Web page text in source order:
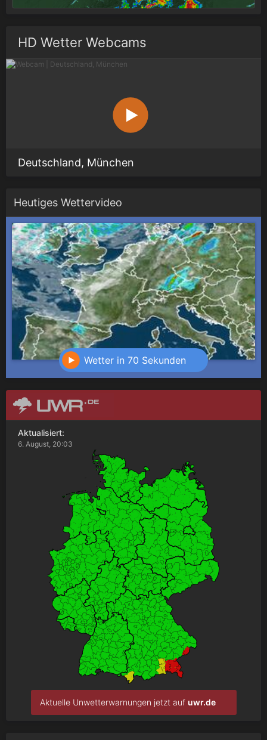
HD Wetter Webcams
Deutschland, München
Heutiges Wettervideo
Wetter in 70 Sekunden
Aktualisiert:
6. August, 20:03
Aktuelle Unwetterwarnungen jetzt auf uwr.de